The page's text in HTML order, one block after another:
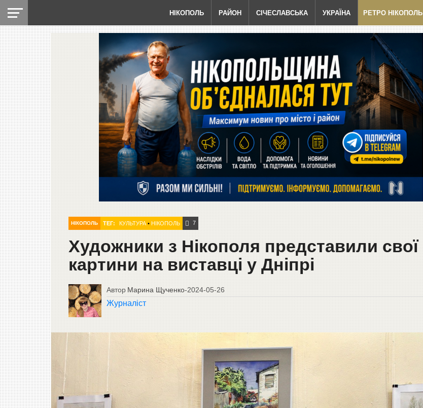
НІКОПОЛЬ РАЙОН СІЧЕСЛАВСЬКА УКРАЇНА РЕТРО НІКОПОЛЬ
НІКОПОЛЬ ТЕГ: КУЛЬТУРА• НІКОПОЛЬ 7
Художники з Нікополя представили свої
картини на виставці у Дніпрі
Автор Марина Щученко-2024-05-26
Журналіст